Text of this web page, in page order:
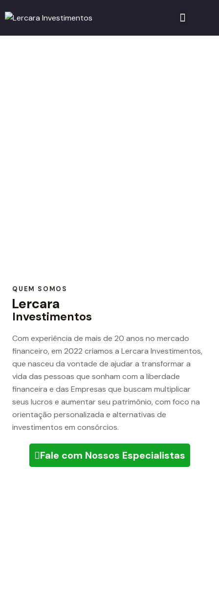
QUEM SOMOS
Lercara
Investimentos
Com experiência de mais de 20 anos no mercado
financeiro, em 2022 criamos a Lercara Investimentos,
que nasceu da vontade de ajudar a transformar a
vida das pessoas que sonham com a liberdade
financeira e das Empresas que buscam multiplicar
seus lucros e aumentar seu patrimônio, com foco na
orientação personalizada e alternativas de
investimentos em consórcios.
Fale com Nossos Especialistas